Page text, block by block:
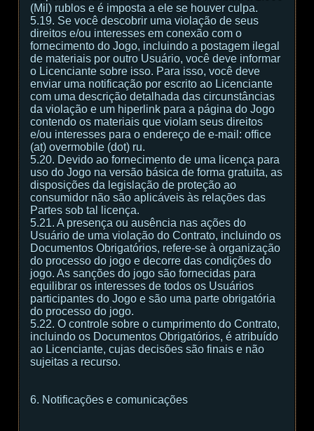
(Mil) rublos e é imposta a ele se houver culpa.
5.19. Se você descobrir uma violação de seus
direitos e/ou interesses em conexão com o
fornecimento do Jogo, incluindo a postagem ilegal
de materiais por outro Usuário, você deve informar
o Licenciante sobre isso. Para isso, você deve
enviar uma notificação por escrito ao Licenciante
com uma descrição detalhada das circunstâncias
da violação e um hiperlink para a página do Jogo
contendo os materiais que violam seus direitos
e/ou interesses para o endereço de e-mail: office
(at) overmobile (dot) ru.
5.20. Devido ao fornecimento de uma licença para
uso do Jogo na versão básica de forma gratuita, as
disposições da legislação de proteção ao
consumidor não são aplicáveis às relações das
Partes sob tal licença.
5.21. A presença ou ausência nas ações do
Usuário de uma violação do Contrato, incluindo os
Documentos Obrigatórios, refere-se à organização
do processo do jogo e decorre das condições do
jogo. As sanções do jogo são fornecidas para
equilibrar os interesses de todos os Usuários
participantes do Jogo e são uma parte obrigatória
do processo do jogo.
5.22. O controle sobre o cumprimento do Contrato,
incluindo os Documentos Obrigatórios, é atribuído
ao Licenciante, cujas decisões são finais e não
sujeitas a recurso.
6. Notificações e comunicações